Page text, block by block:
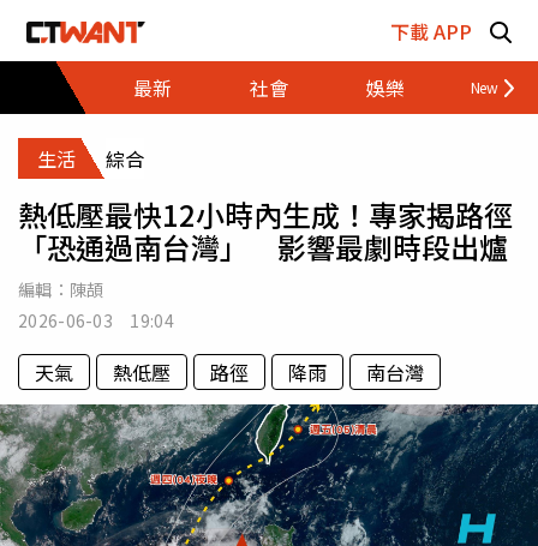
下載 APP
最新
社會 娛樂 財經
生活 綜合
熱低壓最快12小時內生成！專家揭路徑
「恐通過南台灣」 影響最劇時段出爐
編輯： 陳頡
2026-06-03 19:04
天氣 熱低壓 路徑 降雨 南台灣